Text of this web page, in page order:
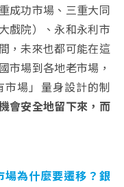
成功市場、三重大同
戲院）、永和永利市
，未來也都可能在這
市場到各地老市場，
場」量身設計的制
會安全地留下來，而
場為什麼要遷移？銀